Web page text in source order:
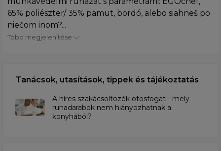
65% poliészter/ 35% pamut, bordó, alebo siahneš po
niečom inom?...
Több megjelenítése
Tanácsok, utasítások, tippek és tájékoztatás
A híres szakácsöltözék ötösfogat - mely
ruhadarabok nem hiányozhatnak a
konyhából?